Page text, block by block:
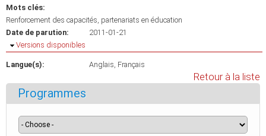
Mots clés:
Renforcement des capacités partenariats en éducation
Date de parution:
2011-01-21
Masquer
Versions disponibles
Langue(s): Anglais Français
Retour à la liste
Programmes